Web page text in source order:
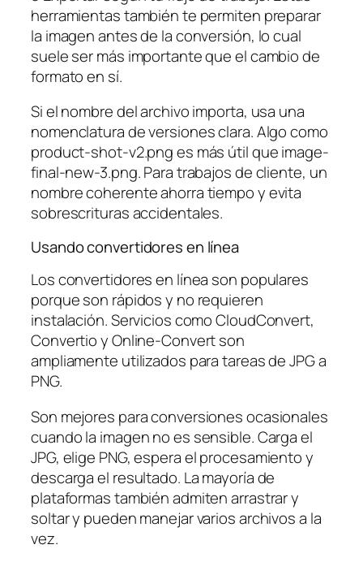
herramientas también te permiten preparar
la imagen antes de la conversión, lo cual
suele ser más importante que el cambio de
formato en sí.
Si el nombre del archivo importa, usa una
nomenclatura de versiones clara. Algo como
product-shot-v2.png es más útil que image-
final-new-3.png. Para trabajos de cliente, un
nombre coherente ahorra tiempo y evita
sobrescrituras accidentales.
Usando convertidores en línea
Los convertidores en línea son populares
porque son rápidos y no requieren
instalación. Servicios como CloudConvert,
Convertio y Online-Convert son
ampliamente utilizados para tareas de JPG a
PNG.
Son mejores para conversiones ocasionales
cuando la imagen no es sensible. Carga el
JPG, elige PNG, espera el procesamiento y
descarga el resultado. La mayoría de
plataformas también admiten arrastrar y
soltar y pueden manejar varios archivos a la
vez.